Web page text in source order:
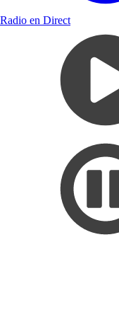
Radio en Direct